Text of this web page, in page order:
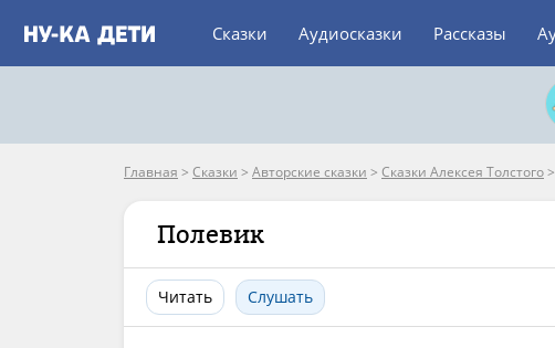
Сказки Аудиосказки Рассказы
Главная > Сказки > Авторские сказки > Сказки Алексея Толстого>
Полевик
Читать Слушать